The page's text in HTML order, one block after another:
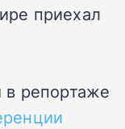
приехал
репортаже